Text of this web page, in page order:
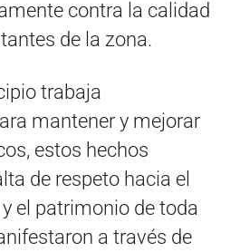
contra la calidad
de la zona.
trabaja
mantener y mejorar
estos hechos
de respeto hacia el
el patrimonio de toda
a través de